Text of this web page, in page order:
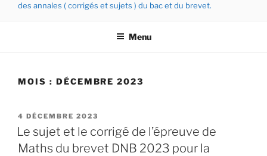
des annales ( corrigés et sujets ) du bac et du brevet.
Menu
MOIS : DÉCEMBRE 2023
PUBLIÉ
LE
4 DÉCEMBRE 2023
Le sujet et le corrigé de l’épreuve de
Maths du brevet DNB 2023 pour la